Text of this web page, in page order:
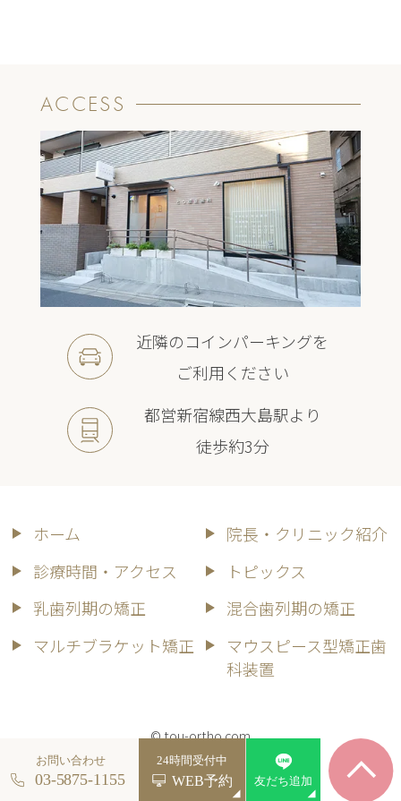
ACCESS
近隣のコインパーキングを
ご利用ください
都営新宿線西大島駅より
徒歩約3分
ホーム
院長・クリニック紹介
診療時間・アクセス
トピックス
乳歯列期の矯正
混合歯列期の矯正
マルチブラケット矯正
マウスピース型矯正歯
科装置
© tou-ortho.com